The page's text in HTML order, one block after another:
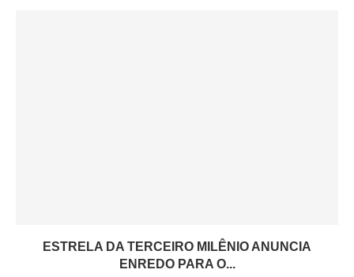
ESTRELA DA TERCEIRO MILÊNIO ANUNCIA
ENREDO PARA O...